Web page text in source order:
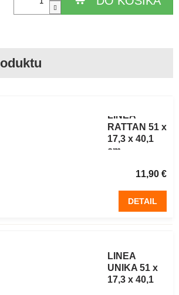
LINEA
RATTAN 51 x
17,3 x 40,1
cm
11,90 €
DETAIL
LINEA
UNIKA 51 x
17,3 x 40,1